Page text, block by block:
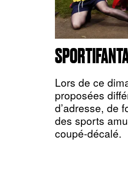
Lors de ce
proposées
d’adresse, de
des sports
coupé-décalé.